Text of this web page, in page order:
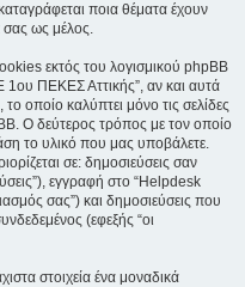
ποια θέματα έχουν
σας ως μέλος.
εκτός του λογισμικού phpBB
ΠΕΚΕΣ Αττικής”, αν και αυτά
οποίο καλύπτει μόνο τις σελίδες
Ο δεύτερος τρόπος με τον οποίο
το υλικό που μας υποβάλετε.
σε: δημοσιεύσεις σαν
εγγραφή στο “Helpdesk
σας”) και δημοσιεύσεις που
(εφεξής “οι
στοιχεία ένα μοναδικά